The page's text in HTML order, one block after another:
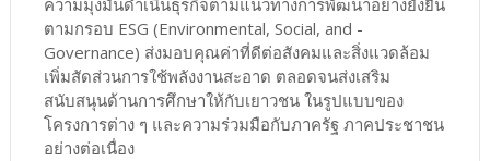
ความมุ่งมั่นดำเนินธุรกิจตามแนวทางการพัฒนาอย่างยั่งยืน
ตามกรอบ ESG (Environmental, Social, and -
Governance) ส่งมอบคุณค่าที่ดีต่อสังคมและสิ่งแวดล้อม
เพิ่มสัดส่วนการใช้พลังงานสะอาด ตลอดจนส่งเสริม
สนับสนุนด้านการศึกษาให้กับเยาวชน ในรูปแบบของ
โครงการต่าง ๆ และความร่วมมือกับภาครัฐ ภาคประชาชน
อย่างต่อเนื่อง